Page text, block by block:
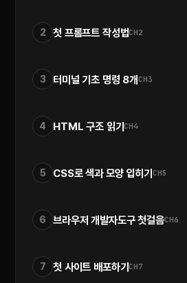
2 첫 프롬프트 작성법CH2
3 터미널 기초 명령 8개CH3
4 HTML 구조 읽기CH4
5 CSS로 색과 모양 입히기CH5
6 브라우저 개발자도구 첫걸음CH6
7 첫 사이트 배포하기CH7